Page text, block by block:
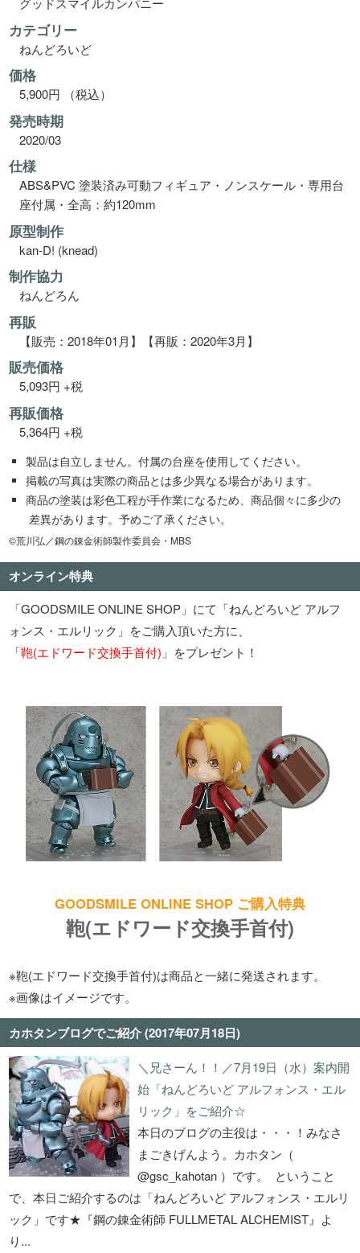
カテゴリー
ねんどろいど
価格
5,900円 （税込）
発売時期
2020/03
仕様
ABS&PVC 塗装済み可動フィギュア・ノンスケール・専用台
座付属・全高：約120mm
原型制作
kan-D! (knead)
制作協力
ねんどろん
再販
【販売：2018年01月】【再販：2020年3月】
販売価格
5,093円 +税
再販価格
5,364円 +税
製品は自立しません。付属の台座を使用してください。
掲載の写真は実際の商品とは多少異なる場合があります。
商品の塗装は彩色工程が手作業になるため、商品個々に多少の
差異があります。予めご了承ください。
©荒川弘／鋼の錬金術師製作委員会・MBS
オンライン特典
「GOODSMILE ONLINE SHOP」にて「ねんどろいど アルフ
ォンス・エルリック」をご購入頂いた方に、
「鞄(エドワード交換手首付) 」をプレゼント！
GOODSMILE ONLINE SHOP ご購入特典
鞄(エドワード交換手首付)
※鞄(エドワード交換手首付)は商品と一緒に発送されます。
※画像はイメージです。
カホタンブログでご紹介 (2017年07月18日)
＼兄さーん！！／7月19日（水）案内開
始「ねんどろいど アルフォンス・エル
リック」をご紹介☆
本日のブログの主役は・・・！みなさ
まごきげんよう。カホタン（
@gsc_kahotan ）です。 ということ
で、本日ご紹介するのは「ねんどろいど アルフォンス・エルリ
ック」です★『鋼の錬金術師 FULLMETAL ALCHEMIST』よ
り...